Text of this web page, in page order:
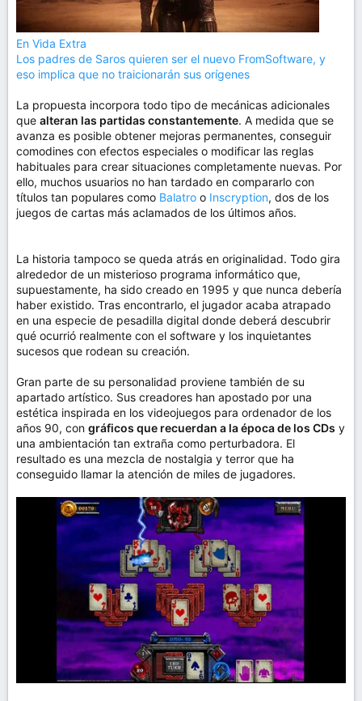
En Vida Extra
Los padres de Saros quieren ser el nuevo FromSoftware, y
eso implica que no traicionarán sus orígenes
La propuesta incorpora todo tipo de mecánicas adicionales
que alteran las partidas constantemente. A medida que se
avanza es posible obtener mejoras permanentes, conseguir
comodines con efectos especiales o modificar las reglas
habituales para crear situaciones completamente nuevas. Por
ello, muchos usuarios no han tardado en compararlo con
títulos tan populares como Balatro o Inscryption, dos de los
juegos de cartas más aclamados de los últimos años.
La historia tampoco se queda atrás en originalidad. Todo gira
alrededor de un misterioso programa informático que,
supuestamente, ha sido creado en 1995 y que nunca debería
haber existido. Tras encontrarlo, el jugador acaba atrapado
en una especie de pesadilla digital donde deberá descubrir
qué ocurrió realmente con el software y los inquietantes
sucesos que rodean su creación.
Gran parte de su personalidad proviene también de su
apartado artístico. Sus creadores han apostado por una
estética inspirada en los videojuegos para ordenador de los
años 90, con gráficos que recuerdan a la época de los CDs y
una ambientación tan extraña como perturbadora. El
resultado es una mezcla de nostalgia y terror que ha
conseguido llamar la atención de miles de jugadores.